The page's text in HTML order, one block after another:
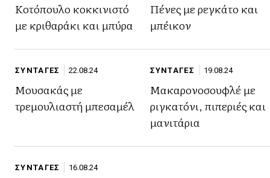
Κοτόπουλο κοκκινιστό
με κριθαράκι και μπύρα
Πένες με ρεγκάτο και
μπέικον
ΣΥΝΤΑΓΕΣ 22.08.24
Μουσακάς με
τρεμουλιαστή μπεσαμέλ
ΣΥΝΤΑΓΕΣ 19.08.24
Μακαρονοσουφλέ με
ριγκατόνι, πιπεριές και
μανιτάρια
ΣΥΝΤΑΓΕΣ 16.08.24